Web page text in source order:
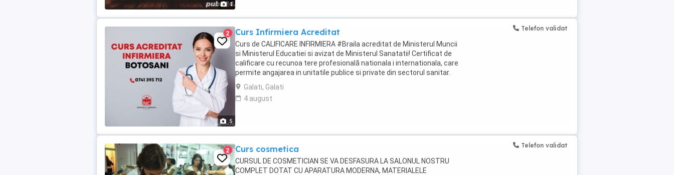
1
5
2 Curs Infirmiera Acreditat
Curs de CALIFICARE INFIRMIERA #Braila acreditat de Ministerul Muncii
si Ministerul Educatiei si avizat de Ministerul Sanatatii! Certificat de
calificare cu recunoa tere profesională nationala i internationala, care
permite angajarea in unitatile publice si private din sectorul sanitar.
PRET PROMOTIONAL! ...
Galati, Galati
4 august
Telefon validat
2 Curs cosmetica
CURSUL DE COSMETICIAN SE VA DESFASURA LA SALONUL NOSTRU
COMPLET DOTAT CU APARATURA MODERNA, MATERIALELE
Telefon validat